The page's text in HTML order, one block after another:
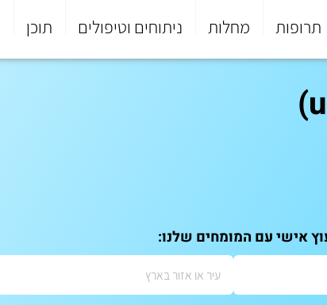
תרופות מחלות ניתוחים וטיפולים תוכן